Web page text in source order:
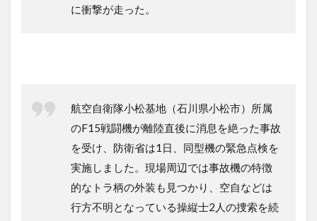
に衝撃が走った。
航空自衛隊小松基地（石川県小松市）所属
のF15戦闘機が離陸直後に消息を絶った事故
を受け、防衛省は1日、同型機の緊急点検を
実施しました。現場周辺では事故機の特徴
的なトラ柄の外装も見つかり、空自などは
行方不明となっている操縦士2人の捜索を続